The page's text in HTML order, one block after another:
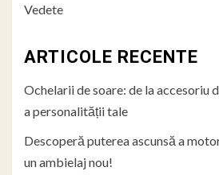
Vedete
ARTICOLE RECENTE
Ochelarii de soare: de la accesoriu
a personalității tale
Descoperă puterea ascunsă a
un ambielaj nou!